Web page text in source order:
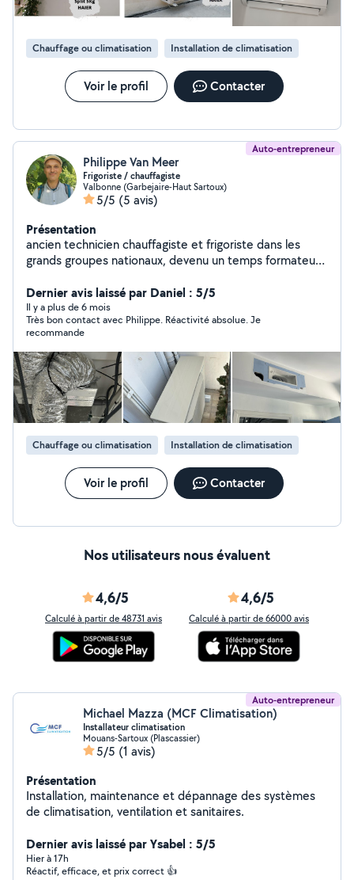
Chauffage ou climatisation Installation de climatisation
Voir le profil Contacter
Auto-entrepreneur
Philippe Van Meer
Frigoriste / chauffagiste
Valbonne (Garbejaire-Haut Sartoux)
5/5 (5 avis)
Présentation
ancien technicien chauffagiste et frigoriste dans les
grands groupes nationaux, devenu un temps formateur
de dépannage , d'entretien et d'installations
d'installations climatiques et propose des solutions
énergétiques adaptées pour chauffer l'air et l'eau dans
les bâtiments recevant du public ou chez les particuliers
Dernier avis laissé par Daniel : 5/5
Il y a plus de 6 mois
Très bon contact avec Philippe. Réactivité absolue. Je
recommande
Chauffage ou climatisation Installation de climatisation
Voir le profil Contacter
Nos utilisateurs nous évaluent
4,6/5
Calculé à partir de 48731 avis
4,6/5
Calculé à partir de 66000 avis
Auto-entrepreneur
Michael Mazza (MCF Climatisation)
Installateur climatisation
Mouans-Sartoux (Plascassier)
5/5 (1 avis)
Présentation
Installation, maintenance et dépannage des systèmes
de climatisation, ventilation et sanitaires.
Dernier avis laissé par Ysabel : 5/5
Hier à 17h
Réactif, efficace, et prix correct 👍